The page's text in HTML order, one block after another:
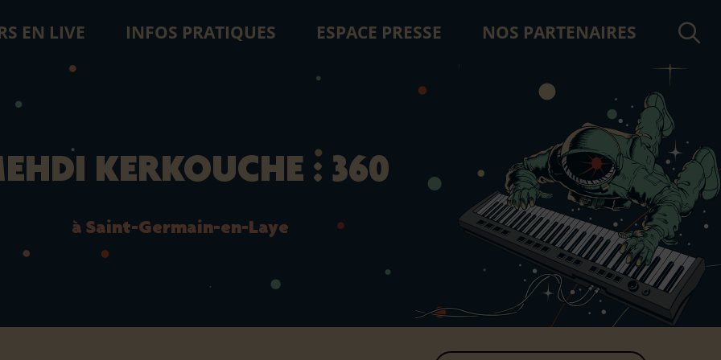
EN LIVE INFOS PRATIQUES ESPACE PRESSE NOS PARTENAIRES
KERKOUCHE : 360
à Saint-Germain-en-Laye